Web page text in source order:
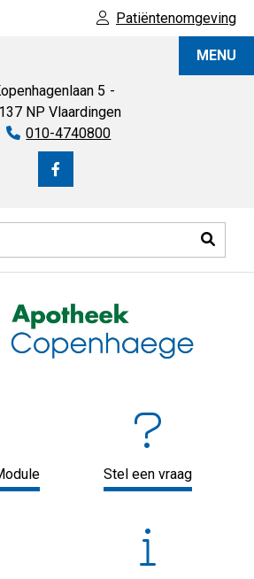
Patiëntenomgeving
5
NP Vlaardingen
Tel:
010-4740800
Bezoek
facebook
MENU
Stel een vraag